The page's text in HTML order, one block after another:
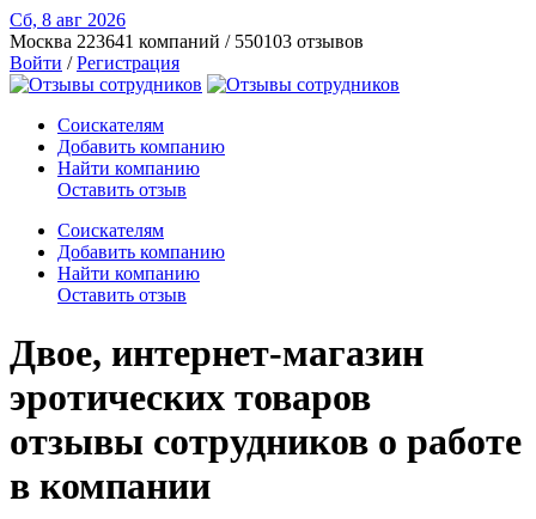
Сб, 8 авг 2026
Москва 223641 компаний / 550103 отзывов
Войти /Регистрация
Соискателям
Добавить компанию
Найти компанию
Оставить отзыв
Соискателям
Добавить компанию
Найти компанию
Оставить отзыв
Двое, интернет-магазин
эротических товаров
отзывы сотрудников о работе
в компании